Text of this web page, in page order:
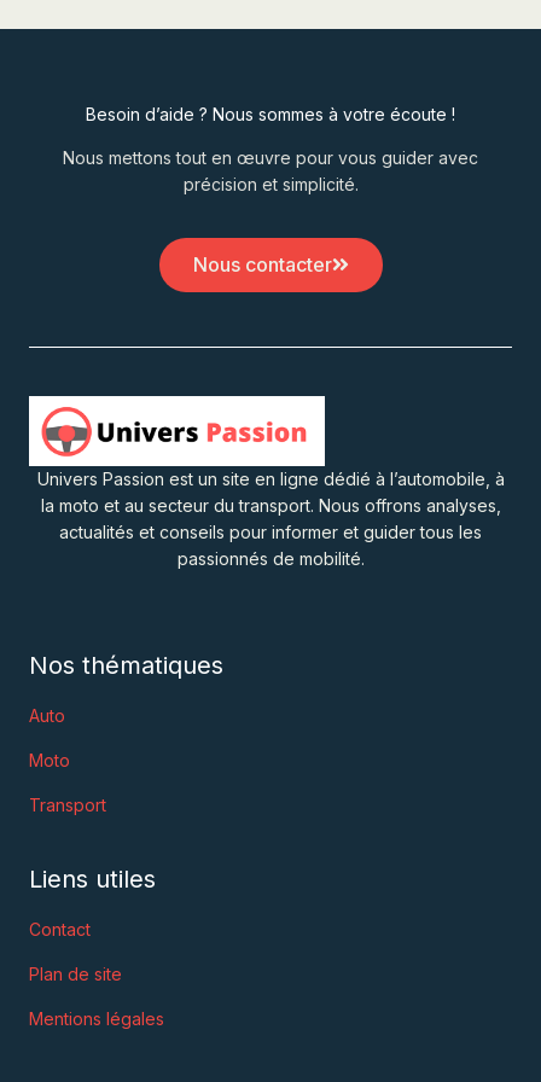
Besoin d’aide ? Nous sommes à votre écoute !
Nous mettons tout en œuvre pour vous guider avec
précision et simplicité.
Nous contacter
Univers Passion est un site en ligne dédié à l’automobile, à
la moto et au secteur du transport. Nous offrons analyses,
actualités et conseils pour informer et guider tous les
passionnés de mobilité.
Nos thématiques
Auto
Moto
Transport
Liens utiles
Contact
Plan de site
Mentions légales